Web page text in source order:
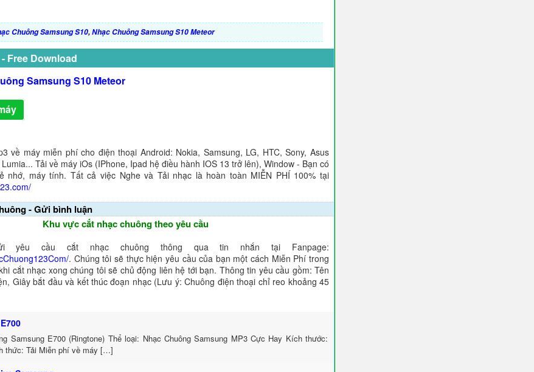
Chuông Samsung S10,Nhạc Chuông Samsung S10 Meteor
Free Download
Samsung S10 Meteor
về máy miễn phí cho điện thoại Android: Nokia, Samsung, LG, HTC, Sony, Asus
Tải về máy iOs (IPhone, Ipad hệ điều hành IOS 13 trở lên), Window - Bạn có
nhớ, máy tính. Tất cả việc Nghe và Tải nhạc là hoàn toàn MIỄN PHÍ 100% tại
- Gửi bình luận
Khu vực cắt nhạc chuông theo yêu cầu
yêu cầu cắt nhạc chuông thông qua tin nhắn tại Fanpage:
. Chúng tôi sẽ thực hiện yêu cầu của bạn một cách Miễn Phí trong
cắt nhạc xong chúng tôi sẽ chủ động liên hệ tới bạn. Thông tin yêu cầu gồm: Tên
Giây bắt đầu và kết thúc đoạn nhạc (Lưu ý: Chuông điện thoại chỉ reo khoảng 45
Samsung E700 (Ringtone) Thể loại: Nhạc Chuông Samsung MP3 Cực Hay Kích thước:
thức: Tải Miễn phí về máy […]